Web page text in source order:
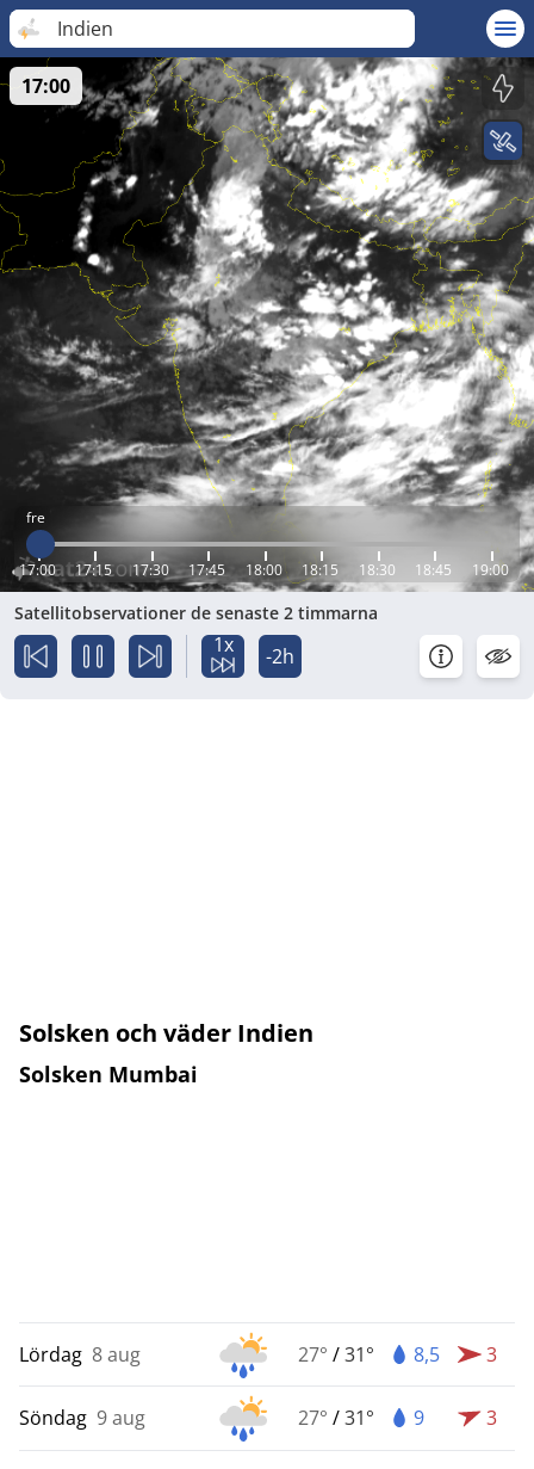
Indien
fre
17:00 17:15 17:30 17:45 18:00 18:15 18:30 18:45 19:00
17:00
Satellitobservationer de senaste 2 timmarna
1x -2h
Solsken och väder Indien
Solsken Mumbai
Lördag 8 aug 27° /31° 8,5 3
Söndag 9 aug 27° /31° 9 3